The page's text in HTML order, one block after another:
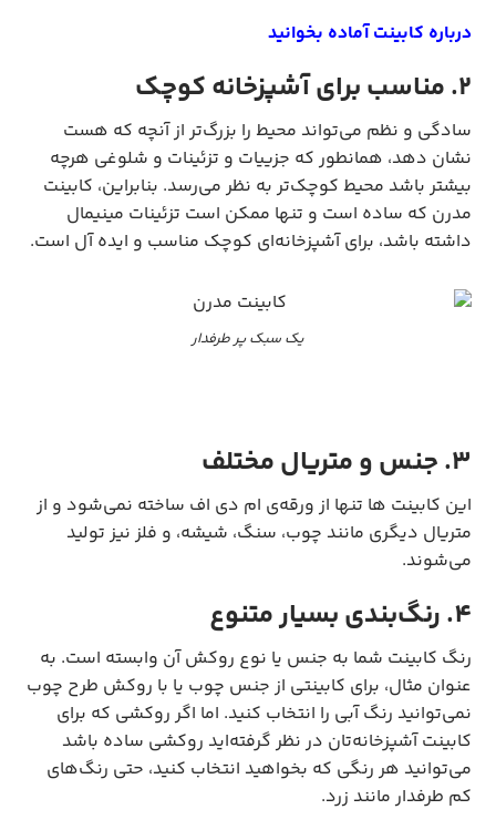
درباره کابینت آماده بخوانید
2. مناسب برای آشپزخانه کوچک
سادگی و نظم می‌تواند محیط را بزرگ‌تر از آنچه که هست
نشان دهد، همانطور که جزییات و تزئینات و شلوغی هرچه
بیشتر باشد محیط کوچک‌تر به نظر می‌رسد. بنابراین، کابینت
مدرن که ساده است و تنها ممکن است تزئینات مینیمال
داشته باشد، برای آشپزخانه‌ای کوچک مناسب و ایده آل است.
یک سبک پر طرفدار
3. جنس و متریال مختلف
این کابینت ها تنها از ورقه‌ی ام دی اف ساخته نمی‌شود و از
متریال دیگری مانند چوب، سنگ، شیشه، و فلز نیز تولید
می‌شوند.
4. رنگ‌بندی بسیار متنوع
رنگ کابینت شما به جنس یا نوع روکش آن وابسته است. به
عنوان مثال، برای کابینتی از جنس چوب یا با روکش طرح چوب
نمی‌توانید رنگ آبی را انتخاب کنید. اما اگر روکشی که برای
کابینت آشپزخانه‌تان در نظر گرفته‌اید روکشی ساده باشد
می‌توانید هر رنگی که بخواهید انتخاب کنید، حتی رنگ‌های
کم طرفدار مانند زرد.